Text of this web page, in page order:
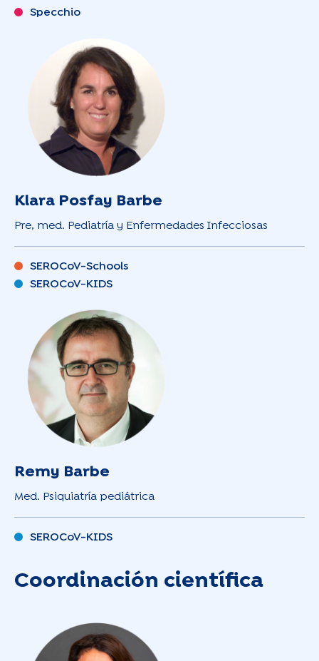
Specchio
Klara Posfay Barbe
Pre, med. Pediatría y Enfermedades Infecciosas
SEROCoV-Schools
SEROCoV-KIDS
Remy Barbe
Med. Psiquiatría pediátrica
SEROCoV-KIDS
Coordinación científica